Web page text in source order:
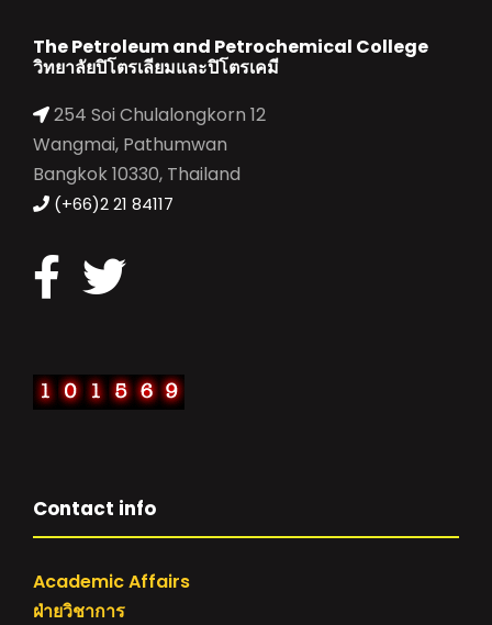
The Petroleum and Petrochemical College
วิทยาลัยปิโตรเลียมและปิโตรเคมี
254 Soi Chulalongkorn 12
Wangmai, Pathumwan
Bangkok 10330, Thailand
(+66)2 21 84117
Contact info
Academic Affairs
ฝ่ายวิชาการ